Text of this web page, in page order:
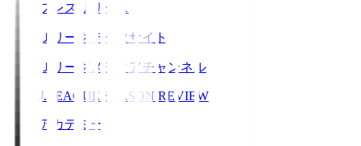
プレスリリース
Ｊリーグデータサイト
Ｊリーグメディアチャンネル
J.LEAGUE SEASON REVIEW
アカデミー